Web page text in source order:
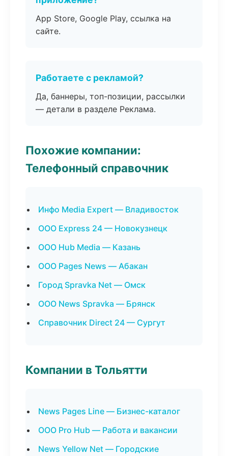
App Store, Google Play, ссылка на
сайте.
Работаете с рекламой?
Да, баннеры, топ-позиции, рассылки
— детали в разделе Реклама.
Похожие компании:
Телефонный справочник
Инфо Media Expert — Владивосток
ООО Express 24 — Новокузнецк
ООО Hub Media — Казань
ООО Pages News — Абакан
Город Spravka Net — Омск
ООО News Spravka — Брянск
Справочник Direct 24 — Сургут
Компании в Тольятти
News Pages Line — Бизнес-каталог
ООО Pro Hub — Работа и вакансии
News Yellow Net — Городские